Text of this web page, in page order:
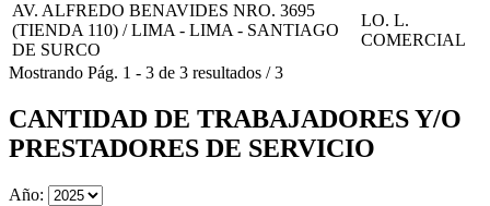
AV. ALFREDO BENAVIDES NRO. 3695
(TIENDA 110) / LIMA - LIMA - SANTIAGO
DE SURCO
LO. L.
COMERCIAL
Mostrando Pág. 1 - 3 de 3 resultados /3
CANTIDAD DE TRABAJADORES Y/O
PRESTADORES DE SERVICIO
Año: